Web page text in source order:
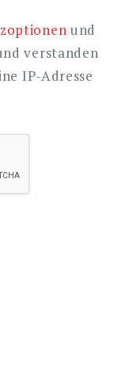
und
verstanden
IP-Adresse